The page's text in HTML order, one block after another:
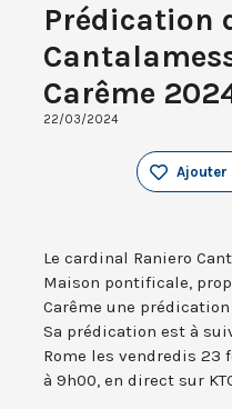
Prédication
Carême
22/03/2024
Ajouter
Le cardinal Raniero
Maison pontificale,
Carême une
Sa prédication est à
Rome les vendredis 23
à 9h00, en direct sur